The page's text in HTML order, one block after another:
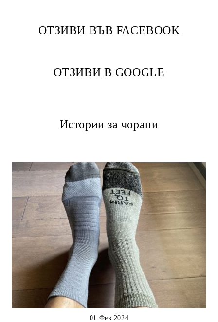
ОТЗИВИ ВЪВ FACEBOOK
ОТЗИВИ В GOOGLE
Истории за чорапи
01 Фев 2024